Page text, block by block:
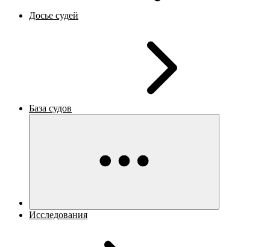
Досье судей
База судов
Исследования